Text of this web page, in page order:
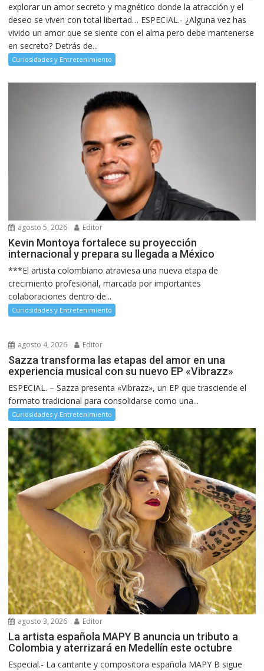
explorar un amor secreto y magnético donde la atracción y el
deseo se viven con total libertad… ESPECIAL.- ¿Alguna vez has
vivido un amor que se siente con el alma pero debe mantenerse
en secreto? Detrás de...
Curiosidades y Entretenimiento
agosto 5, 2026 Editor
Kevin Montoya fortalece su proyección
internacional y prepara su llegada a México
***El artista colombiano atraviesa una nueva etapa de
crecimiento profesional, marcada por importantes
colaboraciones dentro de...
Curiosidades y Entretenimiento
agosto 4, 2026 Editor
Sazza transforma las etapas del amor en una
experiencia musical con su nuevo EP «Vibrazz»
ESPECIAL. – Sazza presenta «Vibrazz», un EP que trasciende el
formato tradicional para consolidarse como una...
Curiosidades y Entretenimiento
agosto 3, 2026 Editor
La artista española MAPY B anuncia un tributo a
Colombia y aterrizará en Medellín este octubre
Especial.- La cantante y compositora española MAPY B sigue